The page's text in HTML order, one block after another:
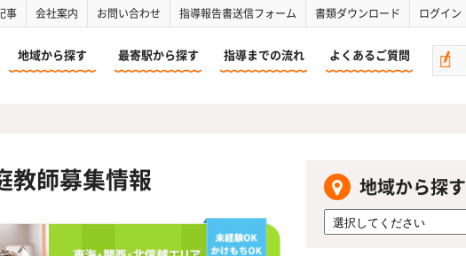
事 会社案内 お問い合わせ 指導報告書送信フォーム 書類ダウンロード ログイン
地域から探す 最寄駅から探す 指導までの流れ よくあるご質問
教師募集情報 地域から探す